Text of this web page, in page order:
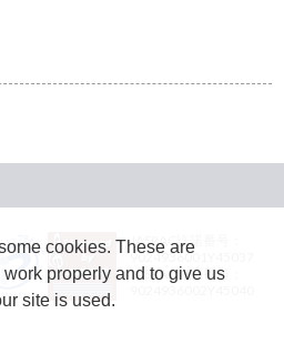
JASRAC許諾番号：
9024936001Y45037
JASRAC許諾番号：
cookies. These are
properly and to give us
site is used.